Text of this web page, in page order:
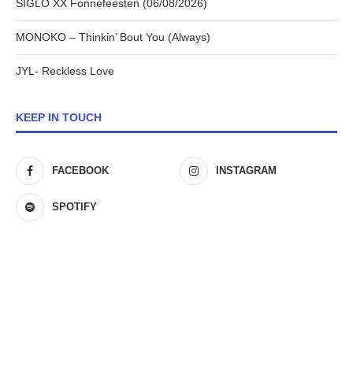
SIGLO XX Fonnefeesten (06/08/2026)
MONOKO – Thinkin’ Bout You (Always)
JYL- Reckless Love
KEEP IN TOUCH
FACEBOOK INSTAGRAM
SPOTIFY